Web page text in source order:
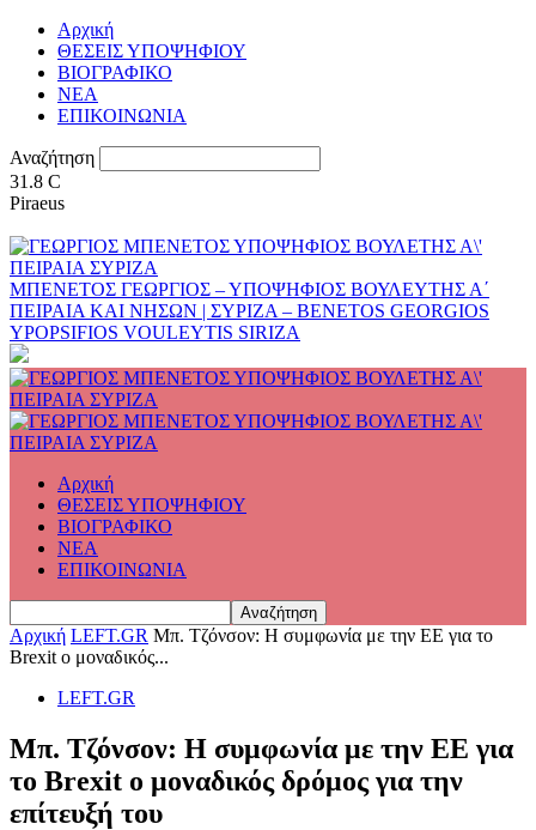
Αρχική
ΘΕΣΕΙΣ ΥΠΟΨΗΦΙΟΥ
ΒΙΟΓΡΑΦΙΚΟ
ΝΕΑ
ΕΠΙΚΟΙΝΩΝΙΑ
Αναζήτηση
31.8 C
Piraeus
ΜΠΕΝΕΤΟΣ ΓΕΩΡΓΙΟΣ – ΥΠΟΨΗΦΙΟΣ ΒΟΥΛΕΥΤΗΣ Α΄
ΠΕΙΡΑΙΑ ΚΑΙ ΝΗΣΩΝ | ΣΥΡΙΖΑ – BENETOS GEORGIOS
YPOPSIFIOS VOULEYTIS SIRIZA
Αρχική
ΘΕΣΕΙΣ ΥΠΟΨΗΦΙΟΥ
ΒΙΟΓΡΑΦΙΚΟ
ΝΕΑ
ΕΠΙΚΟΙΝΩΝΙΑ
Αρχική LEFT.GR Μπ. Τζόνσον: Η συμφωνία με την ΕΕ για το
Brexit ο μοναδικός...
LEFT.GR
Μπ. Τζόνσον: Η συμφωνία με την ΕΕ για
το Brexit ο μοναδικός δρόμος για την
επίτευξή του